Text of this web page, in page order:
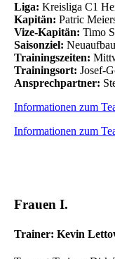
Liga: Kreisliga C1
Kapitän: Patric
Vize-Kapitän: Timo
Saisonziel: Neuaufbau
Trainingszeiten:
Trainingsort: Josef-
Ansprechpartner:
Informationen zum
Informationen zum
Frauen I.
Trainer: Kevin